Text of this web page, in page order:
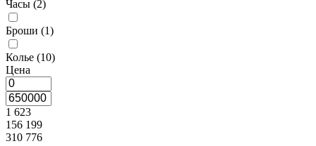
Часы (2)
Броши (1)
Колье (10)
Цена
1 623
156 199
310 776